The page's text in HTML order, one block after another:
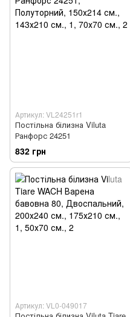
Артикул: VL24251r1
Постільна білизна Viluta
Ранфорс 24251
832 грн
Артикул: VL0-049017